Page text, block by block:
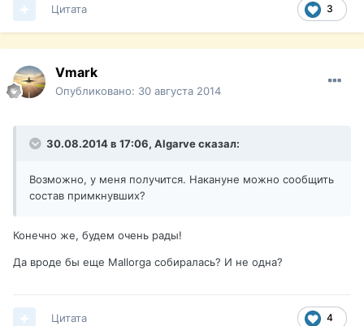
3
Цитата
Vmark
Опубликовано: 30 августа 2014
30.08.2014 в 17:06, Algarve сказал:
Возможно, у меня получится. Накануне можно сообщить
состав примкнувших?
Конечно же, будем очень рады!
Да вроде бы еще Mallorga собиралась? И не одна?
4
Цитата